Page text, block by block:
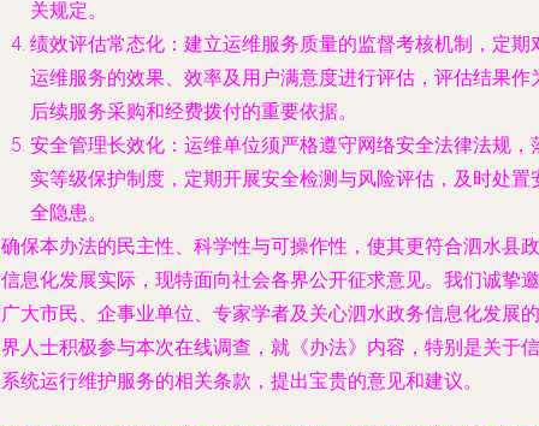
关规定。
绩效评估常态化 ：建立运维服务质量的监督考核机制，定期
运维服务的效果、效率及用户满意度进行评估，评估结果作
后续服务采购和经费拨付的重要依据。
安全管理长效化 ：运维单位须严格遵守网络安全法律法规，
实等级保护制度，定期开展安全检测与风险评估，及时处置
全隐患。
保本办法的民主性、科学性与可操作性，使其更符合泗水县政
息化发展实际，现特面向社会各界公开征求意见。我们诚挚邀
大市民、企事业单位、专家学者及关心泗水政务信息化发展的
人士积极参与本次在线调查，就《办法》内容，特别是关于信
统运行维护服务的相关条款，提出宝贵的意见和建议。